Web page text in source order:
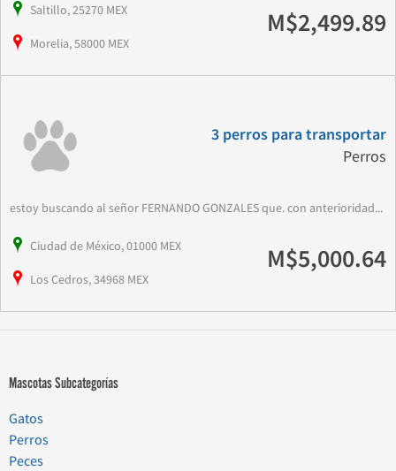
Saltillo, 25270 MEX
Morelia, 58000 MEX
M$2,499.89
3 perros para transportar
Perros
estoy buscando al señor FERNANDO GONZALES que. con anterioridad...
Ciudad de México, 01000 MEX
Los Cedros, 34968 MEX
M$5,000.64
Mascotas Subcategorías
Gatos
Perros
Peces